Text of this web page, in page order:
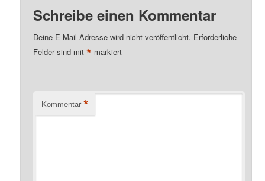
Schreibe einen Kommentar
Deine E-Mail-Adresse wird nicht veröffentlicht. Erforderliche
Felder sind mit* markiert
Kommentar *